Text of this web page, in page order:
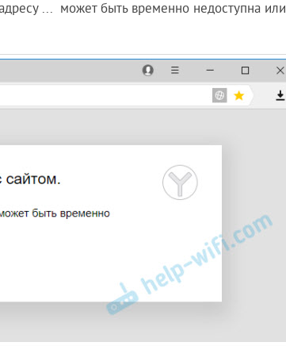
... может быть временно недоступна или